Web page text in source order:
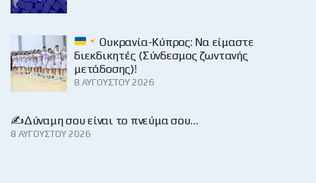
Ουκρανία-Κύπρος: Να είμαστε
διεκδικητές (Σύνδεσμος ζωντανής
μετάδοσης)!
8 ΑΥΓΟΎΣΤΟΥ 2026
✍️Δύναμη σου είναι το πνεύμα σου…
8 ΑΥΓΟΎΣΤΟΥ 2026